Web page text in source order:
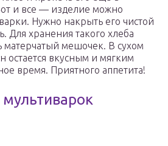
и все — изделие можно
Нужно накрыть его чистой
Для хранения такого хлеба
матерчатый мешочек. В сухом
остается вкусным и мягким
время. Приятного аппетита!